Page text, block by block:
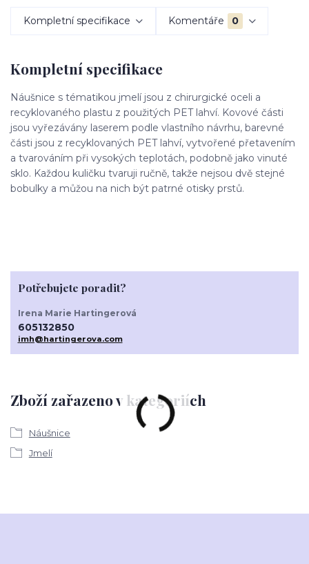
Kompletní specifikace Komentáře 0
Kompletní specifikace
Náušnice s tématikou jmelí jsou z chirurgické oceli a
recyklovaného plastu z použitých PET lahví. Kovové části
jsou vyřezávány laserem podle vlastního návrhu, barevné
části jsou z recyklovaných PET lahví, vytvořené přetavením
a tvarováním při vysokých teplotách, podobně jako vinuté
sklo. Každou kuličku tvaruji ručně, takže nejsou dvě stejné
bobulky a můžou na nich být patrné otisky prstů.
Zboží zařazeno v kategoriích
Náušnice
Jmelí
Potřebujete poradit?
Irena Marie Hartingerová
605132850
imh@hartingerova.com